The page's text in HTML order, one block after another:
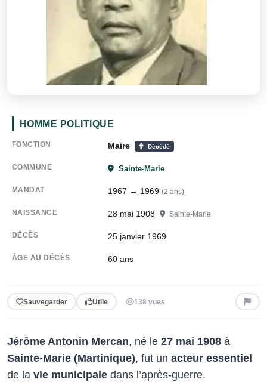
HOMME POLITIQUE
FONCTION Maire Décédé
COMMUNE Sainte-Marie
MANDAT 1967 → 1969 (2 ans)
NAISSANCE 28 mai 1908 Sainte-Marie
DÉCÈS 25 janvier 1969
ÂGE AU DÉCÈS 60 ans
Sauvegarder Utile 138 vues
Jérôme Antonin Mercan, né le 27 mai 1908 à
Sainte-Marie (Martinique), fut un acteur essentiel
de la vie municipale dans l’après-guerre.